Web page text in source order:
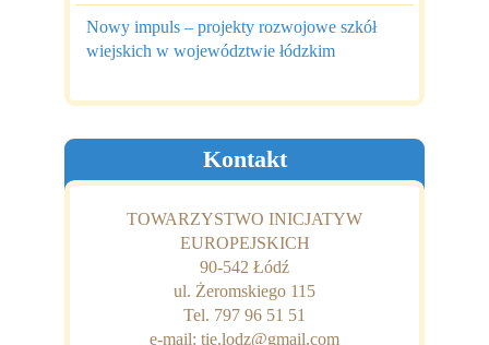
Nowy impuls – projekty rozwojowe szkół
wiejskich w województwie łódzkim
Kontakt
TOWARZYSTWO INICJATYW
EUROPEJSKICH
90-542 Łódź
ul. Żeromskiego 115
Tel. 797 96 51 51
e-mail: tie.lodz@gmail.com